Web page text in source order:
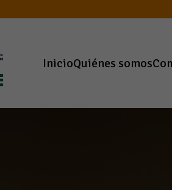
InicioQuiénes somos